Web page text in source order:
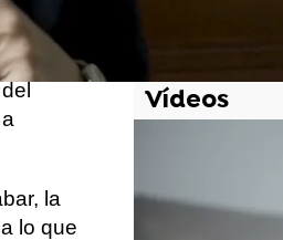
en
la
lo que
Vídeos